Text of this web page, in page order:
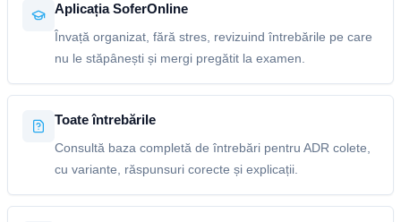
Aplicația SoferOnline
Învață organizat, fără stres, revizuind întrebările pe care
nu le stăpânești și mergi pregătit la examen.
Toate întrebările
Consultă baza completă de întrebări pentru ADR colete,
cu variante, răspunsuri corecte și explicații.